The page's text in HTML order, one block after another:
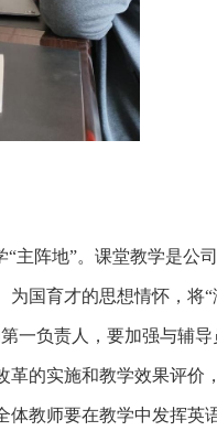
主阵地”。课堂教学是公
国育才的思想情怀，将“
一负责人，要加强与辅
的实施和教学效果评价
教师要在教学中发挥英